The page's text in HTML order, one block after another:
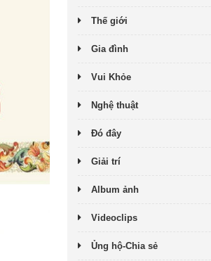
Thế giới
Gia đình
Vui Khỏe
Nghệ thuật
Đó đây
Giải trí
Album ảnh
Videoclips
Ủng hộ-Chia sẻ